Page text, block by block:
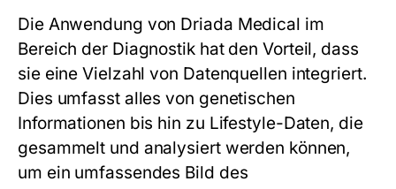
Die Anwendung von Driada Medical im
Bereich der Diagnostik hat den Vorteil, dass
sie eine Vielzahl von Datenquellen integriert.
Dies umfasst alles von genetischen
Informationen bis hin zu Lifestyle-Daten, die
gesammelt und analysiert werden können,
um ein umfassendes Bild des